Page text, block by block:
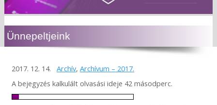
Ünnepeltjeink
2017. 12. 14. Archív, Archívum – 2017.
A bejegyzés kalkulált olvasási ideje 42 másodperc.